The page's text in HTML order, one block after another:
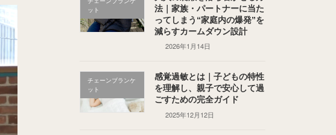
ット
法｜家族・パートナーに当た
ってしまう“家庭内の爆発”を
減らすカームダウン設計
2026年1月14日
チェーンブランケ
ット
感覚過敏とは｜子どもの特性
を理解し、親子で安心して過
ごすための完全ガイド
2025年12月12日